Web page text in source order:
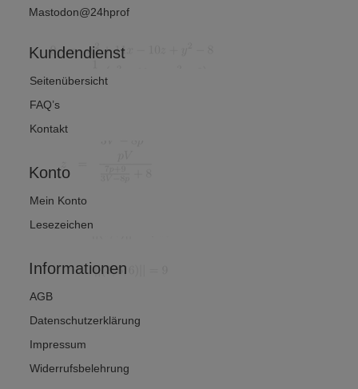
Mastodon@24hprof
Kundendienst
Seitenübersicht
FAQ’s
Kontakt
Konto
Mein Konto
Lesezeichen
Informationen
AGB
Datenschutzerklärung
Impressum
Widerrufsbelehrung